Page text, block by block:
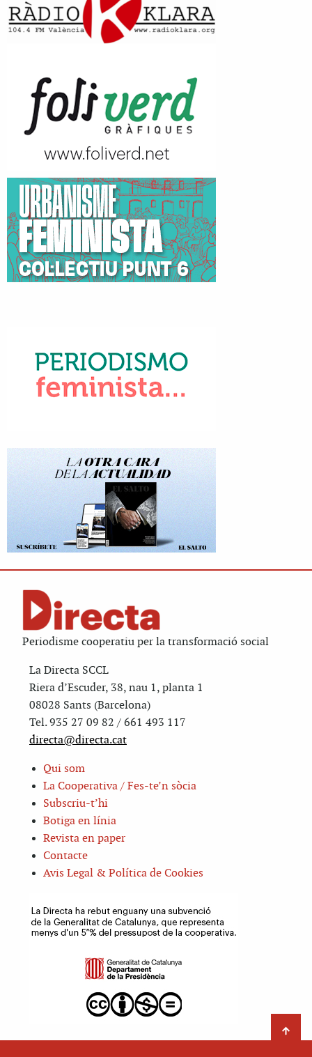
Periodisme cooperatiu per la transformació social
La Directa SCCL
Riera d’Escuder, 38, nau 1, planta 1
08028 Sants (Barcelona)
Tel. 935 27 09 82 / 661 493 117
directa@directa.cat
Qui som
La Cooperativa / Fes-te’n sòcia
Subscriu-t’hi
Botiga en línia
Revista en paper
Contacte
Avis Legal & Política de Cookies